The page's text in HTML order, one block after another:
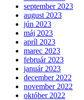
september 2023
august 2023
jún 2023
máj 2023
apríl 2023
marec 2023
február 2023
január 2023
december 2022
november 2022
október 2022